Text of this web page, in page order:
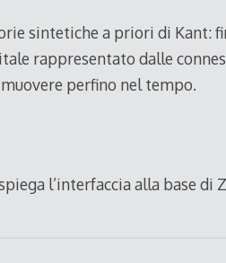
sintetiche a priori di Kant:
rappresentato dalle
perfino nel tempo.
l’interfaccia alla base di